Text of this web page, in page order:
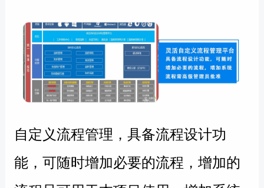
自定义流程管理， 具备流程设计功
能，可随时增加必要的流程，增加的